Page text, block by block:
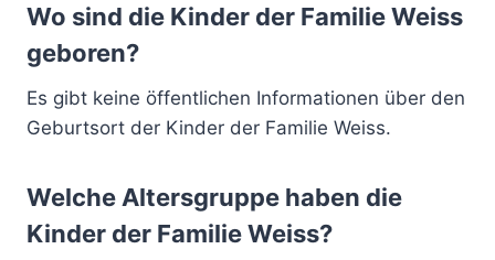
Wo sind die Kinder der Familie Weiss
geboren?
Es gibt keine öffentlichen Informationen über den
Geburtsort der Kinder der Familie Weiss.
Welche Altersgruppe haben die
Kinder der Familie Weiss?